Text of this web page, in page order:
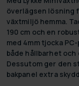
överlägsen lösning
växtmiljö hemma.
190 cm och en
med 4mm tjocka
både hållbarhet
Dessutom ger den
bakpanel extra